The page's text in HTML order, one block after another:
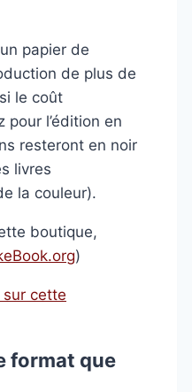
papier de
de plus de
le coût
l’édition en
resteront en noir
livres
la couleur).
boutique,
)
cette
format que